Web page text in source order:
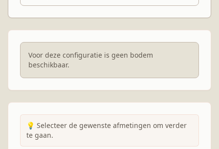
Voor deze configuratie is geen bodem
beschikbaar.
💡 Selecteer de gewenste afmetingen om verder
te gaan.